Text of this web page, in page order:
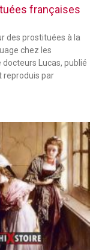
françaises
des prostituées à la
chez les
Lucas, publié
reproduis par